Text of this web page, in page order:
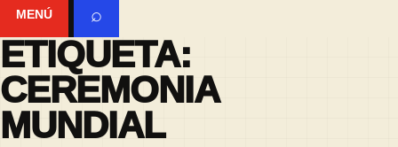
MENÚ ⌕
ETIQUETA:
CEREMONIA
MUNDIAL